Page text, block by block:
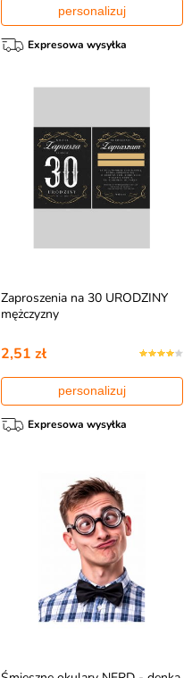
personalizuj
Expresowa wysyłka
Zaproszenia na 30 URODZINY
mężczyzny
2,51 zł
personalizuj
Expresowa wysyłka